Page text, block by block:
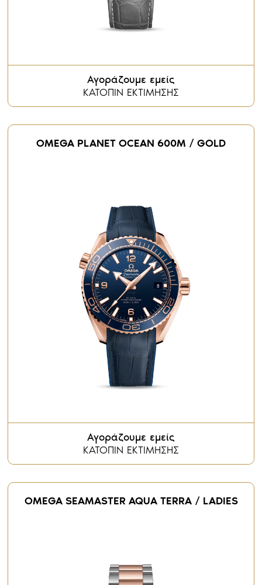
Αγοράζουμε εμείς
ΚΑΤΟΠΙΝ ΕΚΤΙΜΗΣΗΣ
OMEGA PLANET OCEAN 600M / GOLD
Αγοράζουμε εμείς
ΚΑΤΟΠΙΝ ΕΚΤΙΜΗΣΗΣ
OMEGA SEAMASTER AQUA TERRA / LADIES